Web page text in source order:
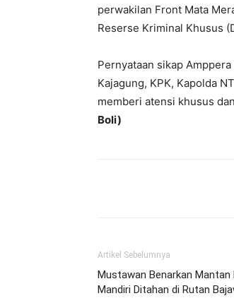
perwakilan Front Mata
Reserse Kriminal Khusus
Pernyataan sikap
Kajagung, KPK, Kapolda
memberi atensi khusus
Boli)
Artikel Sebelumnya
Mustawan Benarkan Mantan
Mandiri Ditahan di Rutan